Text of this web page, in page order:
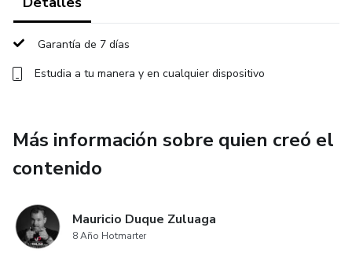
Garantía de 7 días
Estudia a tu manera y en cualquier dispositivo
Más información sobre quien creó el
contenido
Mauricio Duque Zuluaga
8 Año Hotmarter